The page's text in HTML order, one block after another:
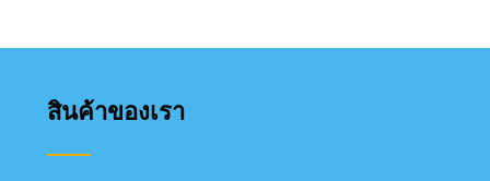
3,085฿
สินค้าของเรา